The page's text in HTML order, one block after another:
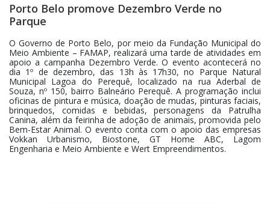
Porto Belo promove Dezembro Verde no
Parque
O Governo de Porto Belo, por meio da Fundação Municipal do
Meio Ambiente – FAMAP, realizará uma tarde de atividades em
apoio a campanha Dezembro Verde. O evento acontecerá no
dia 1º de dezembro, das 13h às 17h30, no Parque Natural
Municipal Lagoa do Perequê, localizado na rua Aderbal de
Souza, nº 150, bairro Balneário Perequê. A programação inclui
oficinas de pintura e música, doação de mudas, pinturas faciais,
brinquedos, comidas e bebidas, personagens da Patrulha
Canina, além da feirinha de adoção de animais, promovida pelo
Bem-Estar Animal. O evento conta com o apoio das empresas
Vokkan Urbanismo, Biostone, GT Home ABC, Lagom
Engenharia e Meio Ambiente e Wert Empreendimentos.